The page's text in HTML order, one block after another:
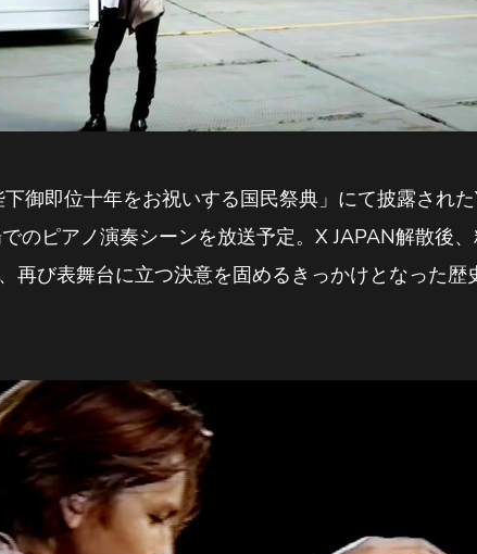
御即位十年をお祝いする国民祭典」にて披露され
のピアノ演奏シーンを放送予定。X JAPAN解散後
再び表舞台に立つ決意を固めるきっかけとなった